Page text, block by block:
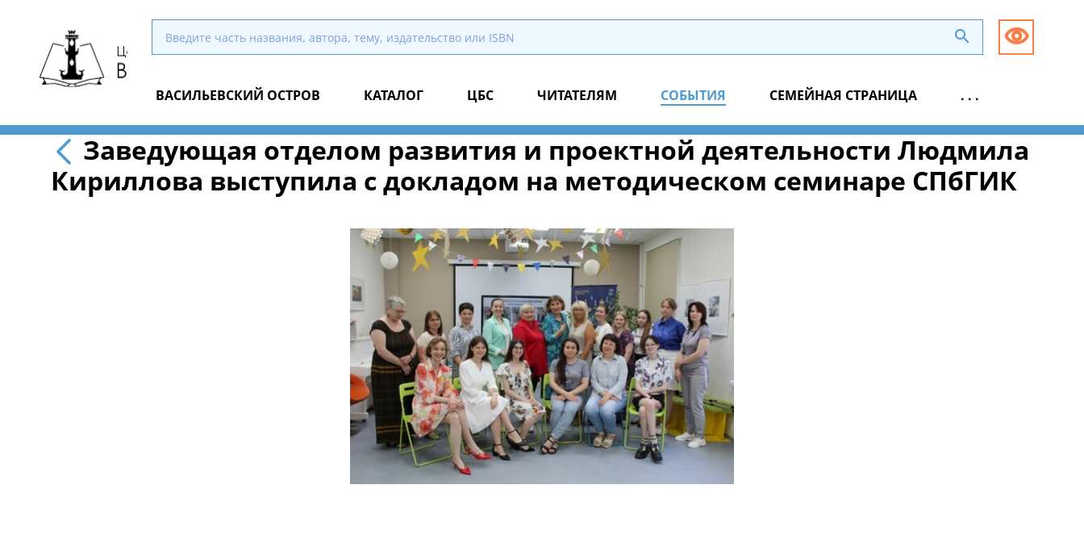
ВАСИЛЬЕВСКИЙ ОСТРОВ КАТАЛОГ ЦБС ЧИТАТЕЛЯМ СОБЫТИЯ СЕМЕЙНАЯ СТРАНИЦА . . .
Заведующая отделом развития и проектной деятельности Людмила
Кириллова выступила с докладом на методическом семинаре СПбГИК